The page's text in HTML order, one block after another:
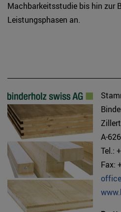
Machbarkeitsstudie bis hin zur
Leistungsphasen an.
A-
Tel.:
Fax: